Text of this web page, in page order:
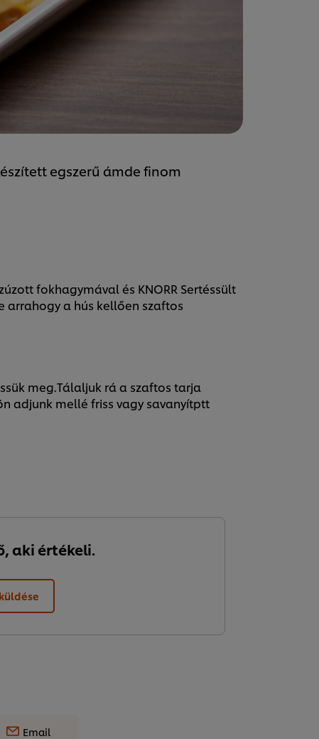
egszerű ámde finom
fokhagymával és KNORR Sertéssült
arrahogy a hús kellően szaftos
meg.Tálaljuk rá a szaftos tarja
adjunk mellé friss vagy savanyítptt
aki értékeli.
Email